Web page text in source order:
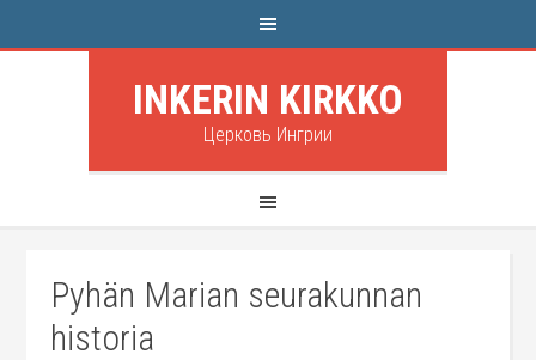
INKERIN KIRKKO
Церковь Ингрии
Pyhän Marian seurakunnan
historia